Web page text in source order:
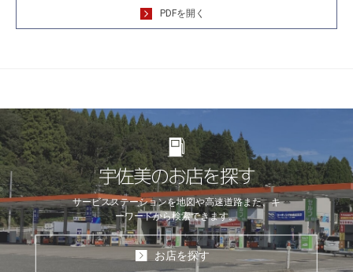
PDFを開く
宇佐美のお店を探す
サービスステーションを地図や高速道路また、キ
ーワードから検索できます。
お店を探す